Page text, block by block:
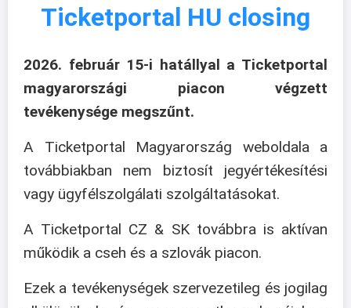
Ticketportal HU closing
2026. február 15-i hatállyal a Ticketportal
magyarországi piacon végzett
tevékenysége megszűnt.
A Ticketportal Magyarország weboldala a
továbbiakban nem biztosít jegyértékesítési
vagy ügyfélszolgálati szolgáltatásokat.
A Ticketportal CZ & SK továbbra is aktívan
működik a cseh és a szlovák piacon.
Ezek a tevékenységek szervezetileg és jogilag